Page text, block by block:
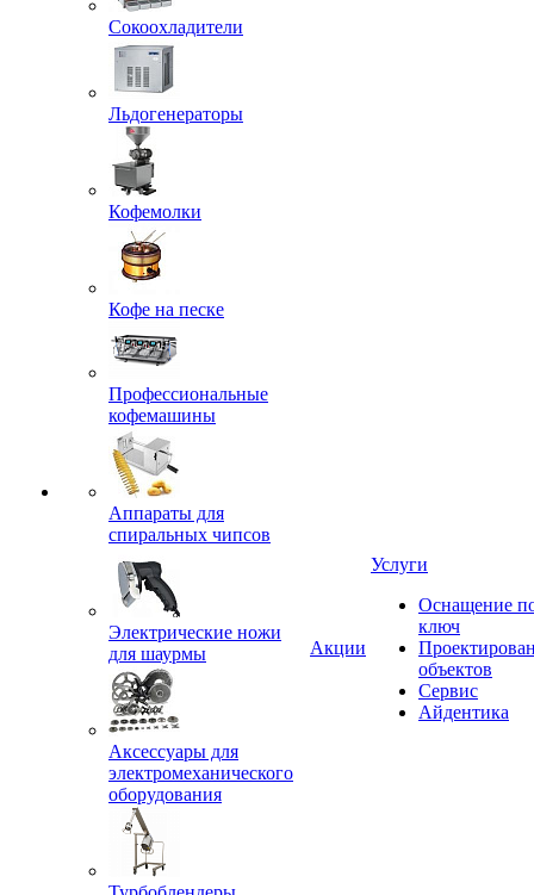
Сокоохладители
Льдогенераторы
Кофемолки
Кофе на песке
Профессиональные
кофемашины
Аппараты для
спиральных чипсов
Электрические ножи
для шаурмы
Аксессуары для
электромеханического
оборудования
Акции
Услуги
Оснащение
ключ
объектов
Сервис
Айдентика